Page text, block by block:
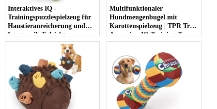
Interaktives IQ -
Trainingspuzzlespielzeug für
Haustieranreicherung und
Langeweile Erleichterung
Multifunktionaler
Hundmengenbugel mit
Karottenspielzeug | TPR Treat
Aspensing IQ Training Toy